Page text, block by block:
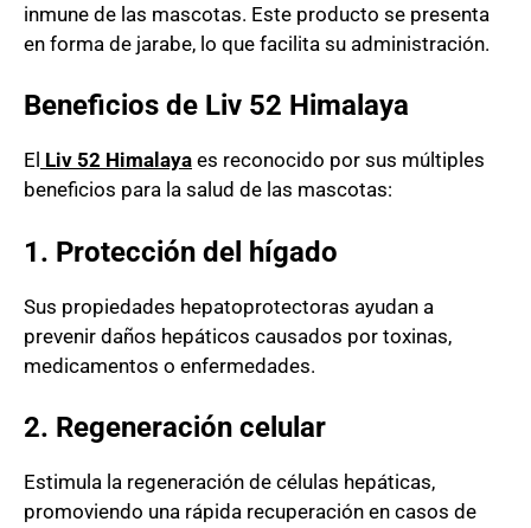
inmune de las mascotas. Este producto se presenta
en forma de jarabe, lo que facilita su administración.
Beneficios de Liv 52 Himalaya
El Liv 52 Himalaya es reconocido por sus múltiples
beneficios para la salud de las mascotas:
1. Protección del hígado
Sus propiedades hepatoprotectoras ayudan a
prevenir daños hepáticos causados por toxinas,
medicamentos o enfermedades.
2. Regeneración celular
Estimula la regeneración de células hepáticas,
promoviendo una rápida recuperación en casos de